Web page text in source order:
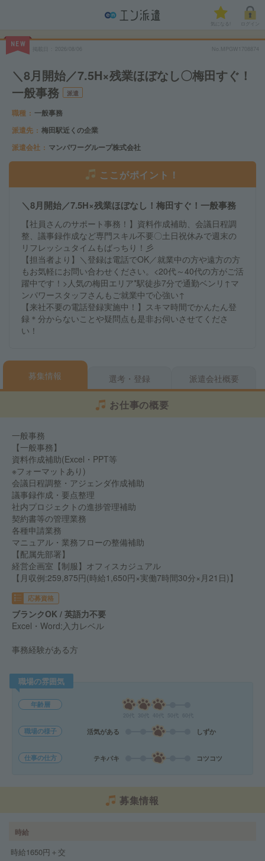
気になる!
NEW
No.MPGW1708874
＼8月開始／7.5H×残業ほぼなし〇梅田すぐ！
一般事務
派遣
職種
一般事務
派遣先
梅田駅近くの企業
派遣会社
マンパワーグループ株式会社
ここがポイント！
＼8月開始／7.5H×残業ほぼなし！梅田すぐ！一般事務
【社員さんのサポート事務！】資料作成補助、会議日程調
整、議事録作成など専門スキル不要〇土日祝休みで週末の
リフレッシュタイムもばっちり！彡
【担当者より】＼登録は電話でOK／就業中の方や遠方の方
もお気軽にお問い合わせください。<20代～40代の方がご活
躍中です！>人気の梅田エリア*駅徒歩7分で通勤ベンリ↑マ
ンパワースタッフさんもご就業中で心強い↑
【来社不要の電話登録実施中！】スキマ時間でかんたん登
録＊分からないことや疑問点も是非お伺いさせてくださ
い！
募集情報 選考・登録 派遣会社概要
お仕事の概要
一般事務
【一般事務】
資料作成補助(Excel・PPT等
※フォーマットあり)
会議日程調整・アジェンダ作成補助
議事録作成・要点整理
社内プロジェクトの進捗管理補助
契約書等の管理業務
各種申請業務
マニュアル・業務フローの整備補助
【配属先部署】
経営企画室【制服】オフィスカジュアル
【月収例:259,875円(時給1,650円×実働7時間30分×月21日)】
応募資格
ブランクOK / 英語力不要
Excel・Word:入力レベル
事務経験がある方
職場の雰囲気
年齢層
職場の様子 活気がある しずか
仕事の仕方 テキパキ コツコツ
募集情報
時給
時給1650円＋交